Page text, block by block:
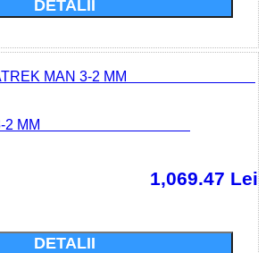
DETALII
MAN 3-2 MM
1,069.47 Lei
DETALII